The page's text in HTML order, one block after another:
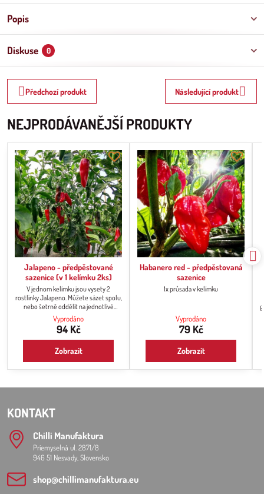
Popis
Diskuse 0
Předchozí produkt Následující produkt
NEJPRODÁVANĚJŠÍ PRODUKTY
Jalapeno - předpěstované
sazenice (v 1 kelímku 2ks)
V jednom kelímku jsou vysety 2
rostlinky Jalapeno. Můžete sázet spolu,
nebo šetrně oddělit na jednotlivé
rostlinky a sázet zvlášť po jedné
rostlince
Vyprodáno
94 Kč
Zobrazit
Habanero red - předpěstovaná
sazenice
1x průsada v kelímku
Vyprodáno
79 Kč
Zobrazit
KONTAKT
Chilli Manufaktura
Priemyselná ul. 2871/8
946 51 Nesvady, Slovensko
shop​@chillimanufaktura​.eu